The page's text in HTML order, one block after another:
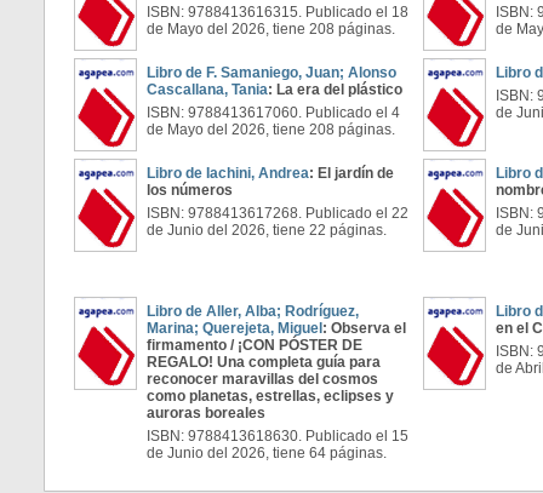
ISBN: 9788413616315. Publicado el 18
de Mayo del 2026, tiene 208 páginas.
ISBN:
de
Libro de F. Samaniego, Juan; Alonso
Cascallana, Tania: La era del plástico
ISBN: 9788413617060. Publicado el 4
de Mayo del 2026, tiene 208 páginas.
Libro
ISBN:
de
Libro de Iachini, Andrea: El jardín de
los números
ISBN: 9788413617268. Publicado el 22
de Junio del 2026, tiene 22 páginas.
Libro
ISBN:
de
Libro de Aller, Alba; Rodríguez,
Marina; Querejeta, Miguel : Observa el
firmamento / ¡CON PÓSTER DE
REGALO! Una completa guía para
reconocer maravillas del cosmos
como planetas, estrellas, eclipses y
auroras boreales
ISBN: 9788413618630. Publicado el 15
de Junio del 2026, tiene 64 páginas.
Libro
en el
ISBN:
de